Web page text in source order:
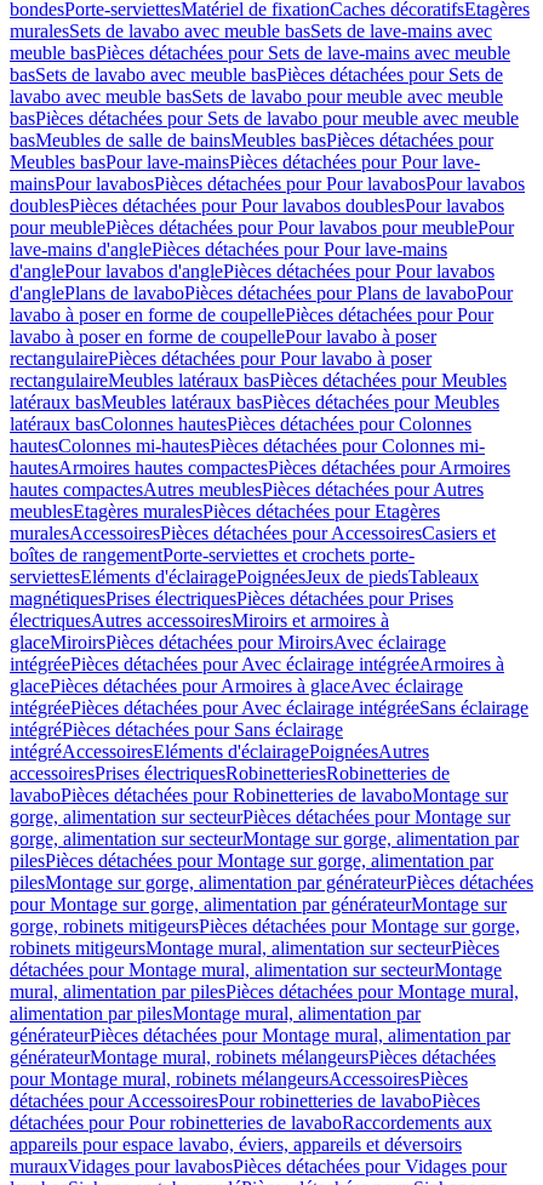
bondesPorte-serviettesMatériel de fixationCaches décoratifsEtagères
muralesSets de lavabo avec meuble basSets de lave-mains avec
meuble basPièces détachées pour Sets de lave-mains avec meuble
basSets de lavabo avec meuble basPièces détachées pour Sets de
lavabo avec meuble basSets de lavabo pour meuble avec meuble
basPièces détachées pour Sets de lavabo pour meuble avec meuble
basMeubles de salle de bainsMeubles basPièces détachées pour
Meubles basPour lave-mainsPièces détachées pour Pour lave-
mainsPour lavabosPièces détachées pour Pour lavabosPour lavabos
doublesPièces détachées pour Pour lavabos doublesPour lavabos
pour meublePièces détachées pour Pour lavabos pour meublePour
lave-mains d'anglePièces détachées pour Pour lave-mains
d'anglePour lavabos d'anglePièces détachées pour Pour lavabos
d'anglePlans de lavaboPièces détachées pour Plans de lavaboPour
lavabo à poser en forme de coupellePièces détachées pour Pour
lavabo à poser en forme de coupellePour lavabo à poser
rectangulairePièces détachées pour Pour lavabo à poser
rectangulaireMeubles latéraux basPièces détachées pour Meubles
latéraux basMeubles latéraux basPièces détachées pour Meubles
latéraux basColonnes hautesPièces détachées pour Colonnes
hautesColonnes mi-hautesPièces détachées pour Colonnes mi-
hautesArmoires hautes compactesPièces détachées pour Armoires
hautes compactesAutres meublesPièces détachées pour Autres
meublesEtagères muralesPièces détachées pour Etagères
muralesAccessoiresPièces détachées pour AccessoiresCasiers et
boîtes de rangementPorte-serviettes et crochets porte-
serviettesEléments d'éclairagePoignéesJeux de piedsTableaux
magnétiquesPrises électriquesPièces détachées pour Prises
électriquesAutres accessoiresMiroirs et armoires à
glaceMiroirsPièces détachées pour MiroirsAvec éclairage
intégréePièces détachées pour Avec éclairage intégréeArmoires à
glacePièces détachées pour Armoires à glaceAvec éclairage
intégréePièces détachées pour Avec éclairage intégréeSans éclairage
intégréPièces détachées pour Sans éclairage
intégréAccessoiresEléments d'éclairagePoignéesAutres
accessoiresPrises électriquesRobinetteriesRobinetteries de
lavaboPièces détachées pour Robinetteries de lavaboMontage sur
gorge, alimentation sur secteurPièces détachées pour Montage sur
gorge, alimentation sur secteurMontage sur gorge, alimentation par
pilesPièces détachées pour Montage sur gorge, alimentation par
pilesMontage sur gorge, alimentation par générateurPièces détachées
pour Montage sur gorge, alimentation par générateurMontage sur
gorge, robinets mitigeursPièces détachées pour Montage sur gorge,
robinets mitigeursMontage mural, alimentation sur secteurPièces
détachées pour Montage mural, alimentation sur secteurMontage
mural, alimentation par pilesPièces détachées pour Montage mural,
alimentation par pilesMontage mural, alimentation par
générateurPièces détachées pour Montage mural, alimentation par
générateurMontage mural, robinets mélangeursPièces détachées
pour Montage mural, robinets mélangeursAccessoiresPièces
détachées pour AccessoiresPour robinetteries de lavaboPièces
détachées pour Pour robinetteries de lavaboRaccordements aux
appareils pour espace lavabo, éviers, appareils et déversoirs
murauxVidages pour lavabosPièces détachées pour Vidages pour